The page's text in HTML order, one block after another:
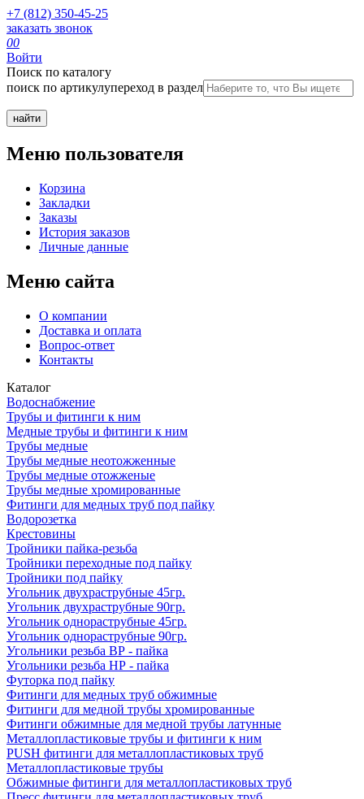
+7 (812) 350-45-25
заказать звонок
00
Войти
Поиск по каталогу
поиск по артикулупереход в раздел
Меню пользователя
Корзина
Закладки
Заказы
История заказов
Личные данные
Меню сайта
О компании
Доставка и оплата
Вопрос-ответ
Контакты
Каталог
Водоснабжение
Трубы и фитинги к ним
Медные трубы и фитинги к ним
Трубы медные
Трубы медные неотожженные
Трубы медные отожженые
Трубы медные хромированные
Фитинги для медных труб под пайку
Водорозетка
Крестовины
Тройники пайка-резьба
Тройники переходные под пайку
Тройники под пайку
Угольник двухраструбные 45гр.
Угольник двухраструбные 90гр.
Угольник однораструбные 45гр.
Угольник однораструбные 90гр.
Угольники резьба ВР - пайка
Угольники резьба НР - пайка
Футорка под пайку
Фитинги для медных труб обжимные
Фитинги для медной трубы хромированные
Фитинги обжимные для медной трубы латунные
Металлопластиковые трубы и фитинги к ним
PUSH фитинги для металлопластиковых труб
Металлопластиковые трубы
Обжимные фитинги для металлопластиковых труб